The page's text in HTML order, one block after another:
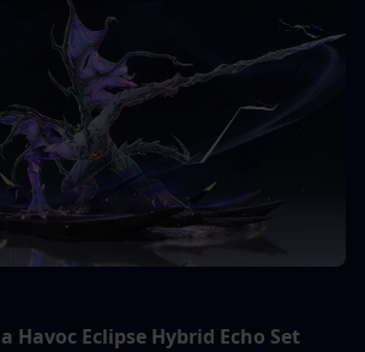
Havoc Eclipse Hybrid Echo Set